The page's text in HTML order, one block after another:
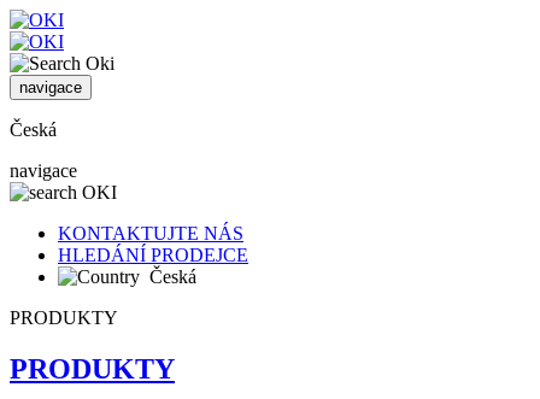
navigace
Česká
navigace
KONTAKTUJTE NÁS
HLEDÁNÍ PRODEJCE
Česká
PRODUKTY
PRODUKTY